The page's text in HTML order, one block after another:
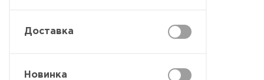
Доставка
Новинка